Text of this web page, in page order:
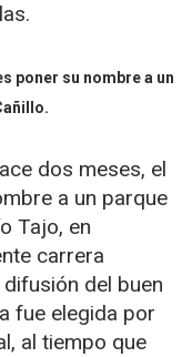
poner su nombre a un
dos meses, el
a un parque
Tajo, en
carrera
del buen
fue elegida por
al tiempo que